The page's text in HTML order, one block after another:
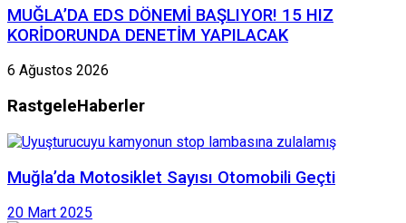
MUĞLA’DA EDS DÖNEMİ BAŞLIYOR! 15 HIZ
KORİDORUNDA DENETİM YAPILACAK
6 Ağustos 2026
RastgeleHaberler
Muğla’da Motosiklet Sayısı Otomobili Geçti
20 Mart 2025